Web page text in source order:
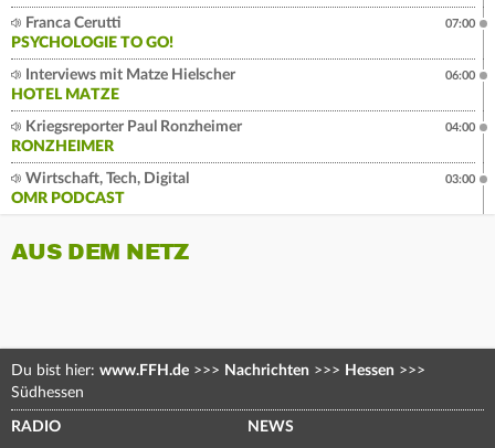
Franca Cerutti
PSYCHOLOGIE TO GO!
07:00
Interviews mit Matze Hielscher
HOTEL MATZE
06:00
Kriegsreporter Paul Ronzheimer
RONZHEIMER
04:00
Wirtschaft, Tech, Digital
OMR PODCAST
03:00
AUS DEM NETZ
Du bist hier: www.FFH.de >>> Nachrichten >>> Hessen >>>
Südhessen
RADIO NEWS